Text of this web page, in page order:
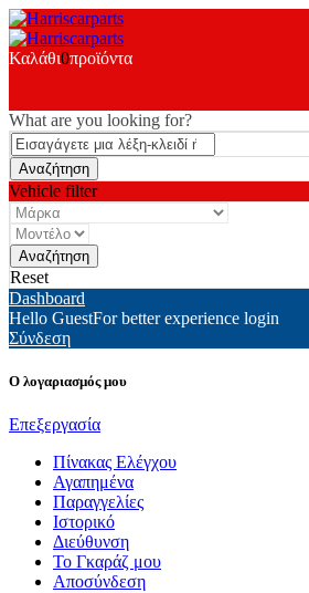
Καλάθι0προϊόντα
What are you looking for?
Vehicle filter
Reset
Dashboard
Hello GuestFor better experience login
Σύνδεση
Ο λογαριασμός μου
Επεξεργασία
Πίνακας Ελέγχου
Αγαπημένα
Παραγγελίες
Ιστορικό
Διεύθυνση
Το Γκαράζ μου
Αποσύνδεση